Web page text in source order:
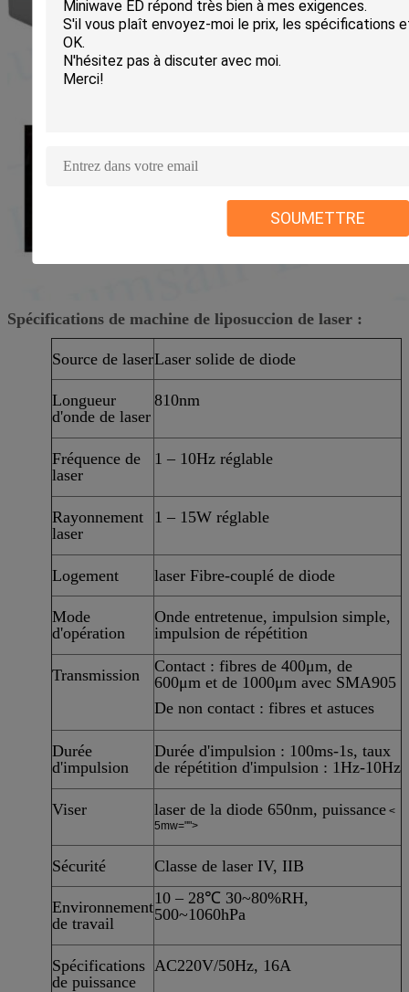
SOUMETTRE
Spécifications de machine de liposuccion de laser :
Source de laserLaser solide de diode
Longueur
d'onde de laser
810nm
Fréquence de
laser
1 – 10Hz réglable
Rayonnement
laser
1 – 15W réglable
Logement laser Fibre-couplé de diode
Mode
d'opération
Onde entretenue, impulsion simple,
impulsion de répétition
Transmission
Contact : fibres de 400μm, de
600μm et de 1000μm avec SMA905
De non contact : fibres et astuces
Durée
d'impulsion
Durée d'impulsion : 100ms-1s, taux
de répétition d'impulsion : 1Hz-10Hz
Viser laser de la diode 650nm, puissance <
5mw="">
Sécurité Classe de laser IV, IIB
Environnement
de travail
10 – 28℃ 30~80%RH,
500~1060hPa
Spécifications
de puissance
AC220V/50Hz, 16A